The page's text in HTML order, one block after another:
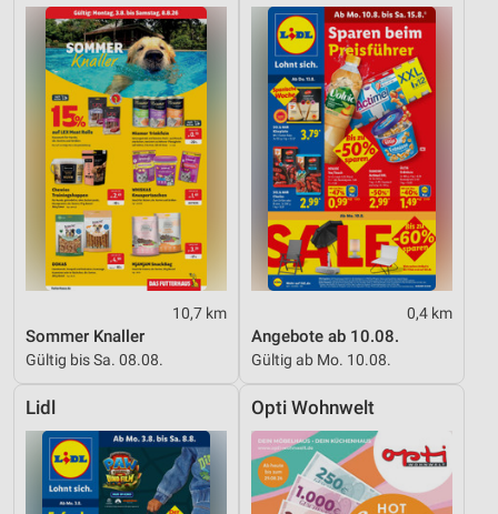
10,7 km
Sommer Knaller
Gültig bis Sa. 08.08.
0,4 km
Angebote ab 10.08.
Gültig ab Mo. 10.08.
Lidl Opti Wohnwelt